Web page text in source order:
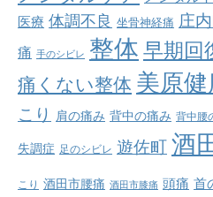
医療 体調不良 坐骨神経痛 庄
痛 手のシビレ 整体 早期回
痛くない整体 美原
こり 肩の痛み 背中の痛み 背中腰
失調症 足のシビレ 遊佐町 酒
こり 酒田市腰痛 酒田市膝痛 頭痛 首